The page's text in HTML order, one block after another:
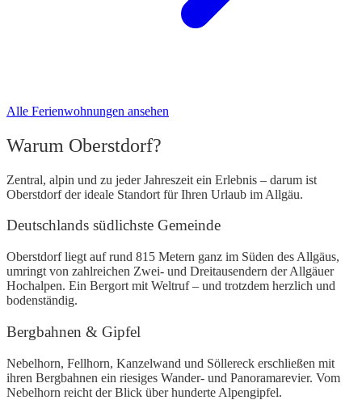
Alle Ferienwohnungen ansehen
Warum Oberstdorf?
Zentral, alpin und zu jeder Jahreszeit ein Erlebnis – darum ist
Oberstdorf der ideale Standort für Ihren Urlaub im Allgäu.
Deutschlands südlichste Gemeinde
Oberstdorf liegt auf rund 815 Metern ganz im Süden des Allgäus,
umringt von zahlreichen Zwei- und Dreitausendern der Allgäuer
Hochalpen. Ein Bergort mit Weltruf – und trotzdem herzlich und
bodenständig.
Bergbahnen & Gipfel
Nebelhorn, Fellhorn, Kanzelwand und Söllereck erschließen mit
ihren Bergbahnen ein riesiges Wander- und Panoramarevier. Vom
Nebelhorn reicht der Blick über hunderte Alpengipfel.